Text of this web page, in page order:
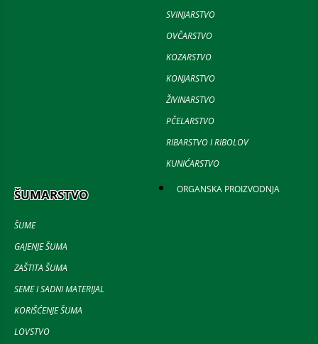
SVINJARSTVO
OVČARSTVO
KOZARSTVO
KONJARSTVO
ŽIVINARSTVO
PČELARSTVO
RIBARSTVO I RIBOLOV
KUNIĆARSTVO
ŠUMARSTVO
ŠUME
GAJENJE ŠUMA
ZAŠTITA ŠUMA
SEME I SADNI MATERIJAL
KORIŠĆENJE ŠUMA
LOVSTVO
ORGANSKA PROIZVODNJA